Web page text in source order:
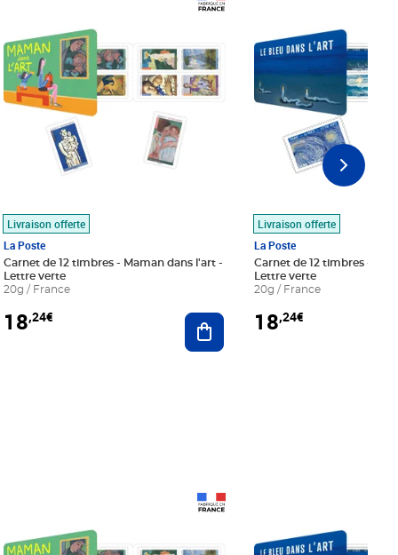
au panier
Livraison offerte
La Poste
Carnet de 12 timbres - Maman dans l'art -
Lettre verte
20g / France
18,24€ Ajouter au panier
Livraison offerte
La Poste
Carnet de 12 timbres - Le
Lettre verte
20g / France
18,24€